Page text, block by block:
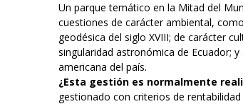
Un parque temático en la Mitad del
cuestiones de carácter ambiental,
geodésica del siglo XVIII; de carácter
singularidad astronómica de Ecuador;
americana del país.
¿Esta gestión es normalmente
gestionado con criterios de